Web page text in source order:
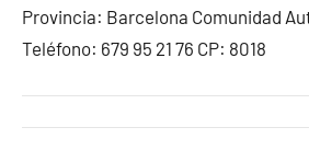
Provincia: Barcelona Comunidad
Teléfono: 679 95 21 76 CP: 8018